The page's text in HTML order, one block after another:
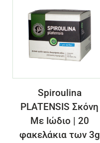
Spiroulina
PLATENSIS Σκόνη
Με Ιώδιο | 20
φακελάκια των 3g